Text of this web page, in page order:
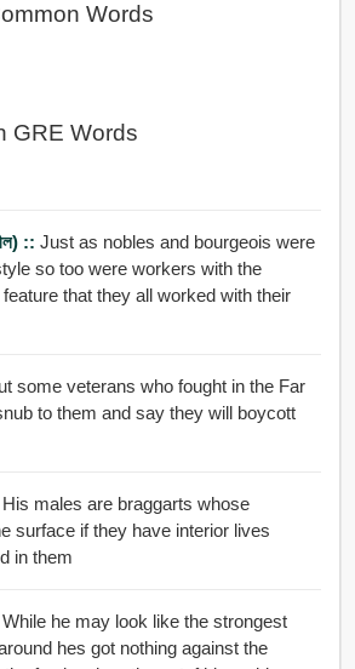
Words
GRE Words
:: Just as nobles and bourgeois were
so too were workers with the
that they all worked with their
some veterans who fought in the Far
to them and say they will boycott
His males are braggarts whose
surface if they have interior lives
in them
While he may look like the strongest
hes got nothing against the